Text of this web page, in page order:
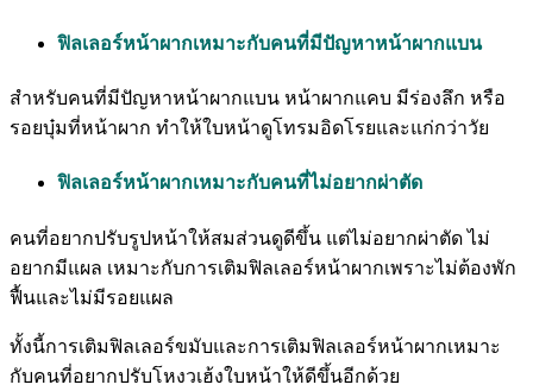
ฟิลเลอร์หน้าผากเหมาะกับคนที่มีปัญหาหน้าผากแบน
สำหรับคนที่มีปัญหาหน้าผากแบน หน้าผากแคบ มีร่องลึก หรือ
รอยบุ๋มที่หน้าผาก ทำให้ใบหน้าดูโทรมอิดโรยและแก่กว่าวัย
ฟิลเลอร์หน้าผากเหมาะกับคนที่ไม่อยากผ่าตัด
คนที่อยากปรับรูปหน้าให้สมส่วนดูดีขึ้น แต่ไม่อยากผ่าตัด ไม่
อยากมีแผล เหมาะกับการเติมฟิลเลอร์หน้าผากเพราะไม่ต้องพัก
ฟื้นและไม่มีรอยแผล
ทั้งนี้การเติมฟิลเลอร์ขมับและการเติมฟิลเลอร์หน้าผากเหมาะ
กับคนที่อยากปรับโหงวเฮ้งใบหน้าให้ดีขึ้นอีกด้วย